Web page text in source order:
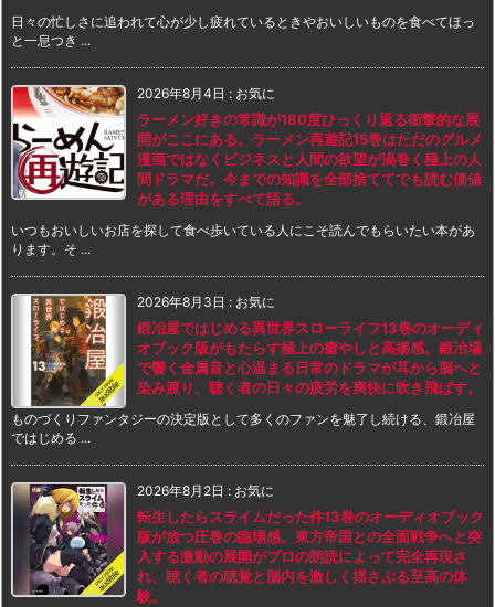
日々の忙しさに追われて心が少し疲れているときやおいしいものを食べてほっ
と一息つき ...
2026年8月4日 : お気に
ラーメン好きの常識が180度ひっくり返る衝撃的な展
開がここにある。ラーメン再遊記15巻はただのグルメ
漫画ではなくビジネスと人間の欲望が渦巻く極上の人
間ドラマだ。今までの知識を全部捨ててでも読む価値
がある理由をすべて語る。
いつもおいしいお店を探して食べ歩いている人にこそ読んでもらいたい本があ
ります。そ ...
2026年8月3日 : お気に
鍛冶屋ではじめる異世界スローライフ13巻のオーディ
オブック版がもたらす極上の癒やしと高揚感。鍛冶場
で響く金属音と心温まる日常のドラマが耳から脳へと
染み渡り、聴く者の日々の疲労を爽快に吹き飛ばす。
ものづくりファンタジーの決定版として多くのファンを魅了し続ける、鍛冶屋
ではじめる ...
2026年8月2日 : お気に
転生したらスライムだった件13巻のオーディオブック
版が放つ圧巻の臨場感。東方帝国との全面戦争へと突
入する激動の展開がプロの朗読によって完全再現さ
れ、聴く者の聴覚と脳内を激しく揺さぶる至高の体
験。